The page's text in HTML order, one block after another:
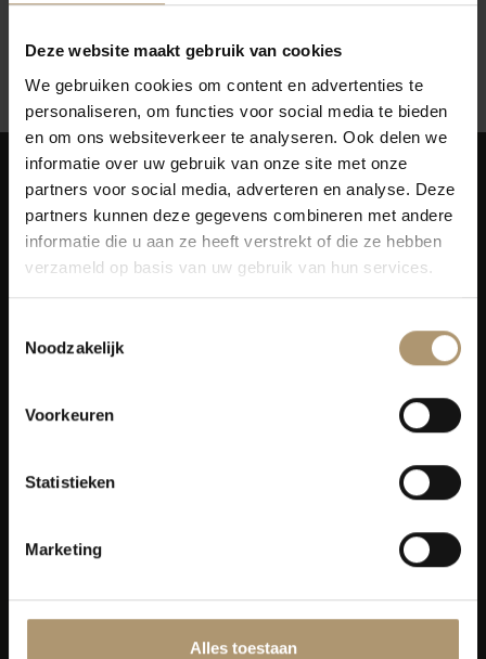
Deze website maakt gebruik van cookies
We gebruiken cookies om content en advertenties te
personaliseren, om functies voor social media te bieden
en om ons websiteverkeer te analyseren. Ook delen we
informatie over uw gebruik van onze site met onze
partners voor social media, adverteren en analyse. Deze
partners kunnen deze gegevens combineren met andere
informatie die u aan ze heeft verstrekt of die ze hebben
verzameld op basis van uw gebruik van hun services.
Noodzakelijk
Voorkeuren
Statistieken
Marketing
Alles toestaan
Jansz Yalumba
Simon van Capelweg 127
2431 AE Noorden
0172 - 82 00 65
Klantenservice
Bezorging